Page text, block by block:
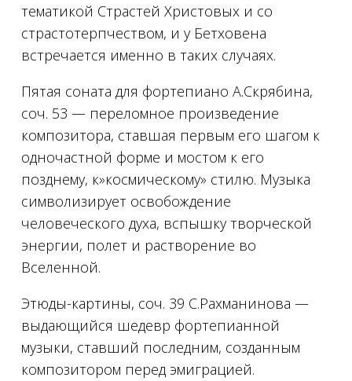
тематикой Страстей Христовых и со
страстотерпчеством, и у Бетховена
встречается именно в таких случаях.
Пятая соната для фортепиано А.Скрябина,
соч. 53 — переломное произведение
композитора, ставшая первым его шагом к
одночастной форме и мостом к его
позднему, к»космическому» стилю. Музыка
символизирует освобождение
человеческого духа, вспышку творческой
энергии, полет и растворение во
Вселенной.
Этюды-картины, соч. 39 С.Рахманинова —
выдающийся шедевр фортепианной
музыки, ставший последним, созданным
композитором перед эмиграцией.